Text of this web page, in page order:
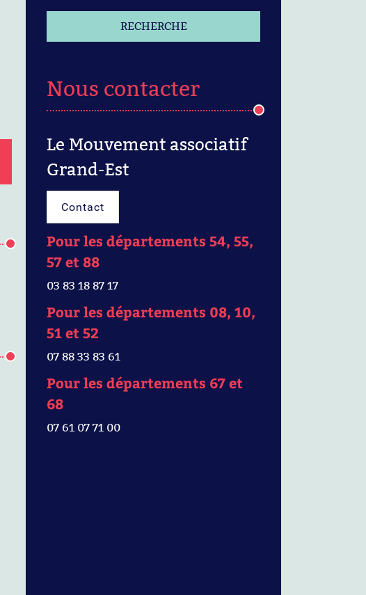
RECHERCHE
Nous contacter
Le Mouvement associatif
Grand-Est
Contact
Pour les départements 54, 55,
57 et 88
03 83 18 87 17
Pour les départements 08, 10,
51 et 52
07 88 33 83 61
Pour les départements 67 et
68
07 61 07 71 00